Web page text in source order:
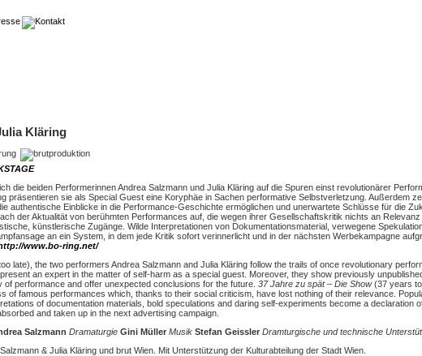
Kläring
die beiden Performerinnen Andrea Salzmann und Julia Kläring auf die Spuren einst revolutionärer
präsentieren sie als Special Guest eine Koryphäe in Sachen performative Selbstverletzung. Außerdem
authentische Einblicke in die Performance-Geschichte ermöglichen und unerwartete Schlüsse für die
der Aktualität von berühmten Performances auf, die wegen ihrer Gesellschaftskritik nichts an
künstlerische Zugänge. Wilde Interpretationen von Dokumentationsmaterial, verwegene
an ein System, in dem jede Kritik sofort verinnerlicht und in der nächsten Werbekampagne
www.bo-ring.net/
late), the two performers Andrea Salzmann and Julia Kläring follow the trails of once revolutionary
an expert in the matter of self-harm as a special guest. Moreover, they show previously
of performance and offer unexpected conclusions for the future. 37 Jahre zu spät – Die Show(37 years
of famous performances which, thanks to their social criticism, have lost nothing of their relevance.
of documentation materials, bold speculations and daring self-experiments become a declaration
and taken up in the next advertising campaign.
Salzmann Dramaturgie Gini Müller Musik Stefan Geissler Dramturgische und technische
& Julia Kläring und brut Wien. Mit Unterstützung der Kulturabteilung der Stadt Wien.